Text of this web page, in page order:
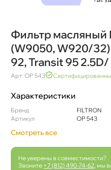
Фильтр масляный
(W9050, W920/32)
92, Transit 95
Арт: OP 543
Характеристики
Бренд
FILTRON
Артикул
OP 543
Смотреть все
Не уверены в совместимости?
Звоните +7 (812) 490-74-62 , мы